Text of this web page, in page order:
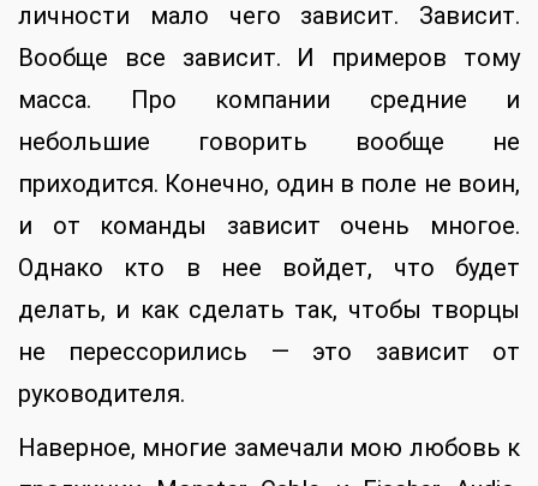
личности мало чего зависит. Зависит.
Вообще все зависит. И примеров тому
масса. Про компании средние и
небольшие говорить вообще не
приходится. Конечно, один в поле не воин,
и от команды зависит очень многое.
Однако кто в нее войдет, что будет
делать, и как сделать так, чтобы творцы
не перессорились — это зависит от
руководителя.
Наверное, многие замечали мою любовь к